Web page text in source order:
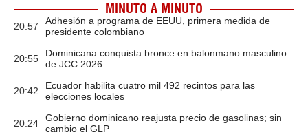
MINUTO A MINUTO
20:57
Adhesión a programa de EEUU, primera medida de
presidente colombiano
20:55
Dominicana conquista bronce en balonmano masculino
de JCC 2026
20:42
Ecuador habilita cuatro mil 492 recintos para las
elecciones locales
20:24
Gobierno dominicano reajusta precio de gasolinas; sin
cambio el GLP